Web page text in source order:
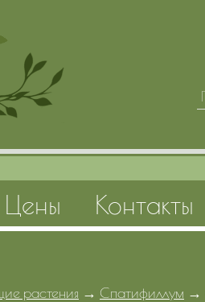
растения → Спатифиллум →
Цены Контакты